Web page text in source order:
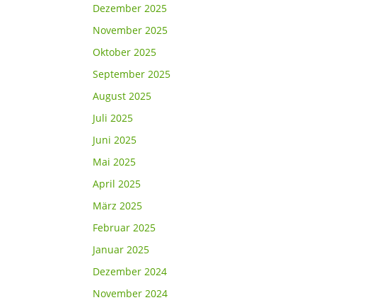
Dezember 2025
November 2025
Oktober 2025
September 2025
August 2025
Juli 2025
Juni 2025
Mai 2025
April 2025
März 2025
Februar 2025
Januar 2025
Dezember 2024
November 2024